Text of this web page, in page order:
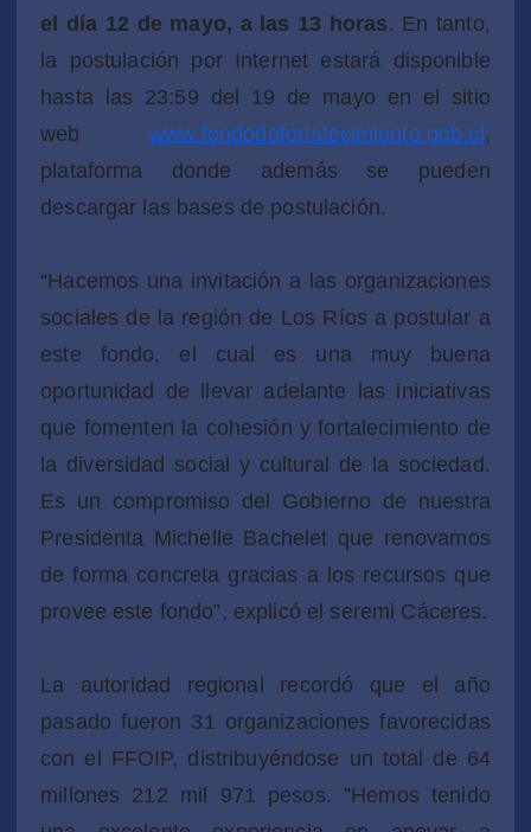
el día 12 de mayo, a las 13 horas. En tanto,
la postulación por Internet estará disponible
hasta las 23:59 del 19 de mayo en el sitio
web
www.fondodefortalecimiento.gob.cl,
plataforma donde además se pueden
descargar las bases de postulación.
“Hacemos una invitación a las organizaciones
sociales de la región de Los Ríos a postular a
este fondo, el cual es una muy buena
oportunidad de llevar adelante las iniciativas
que fomenten la cohesión y fortalecimiento de
la diversidad social y cultural de la sociedad.
Es un compromiso del Gobierno de nuestra
Presidenta Michelle Bachelet que renovamos
de forma concreta gracias a los recursos que
provee este fondo”, explicó el seremi Cáceres.
La autoridad regional recordó que el año
pasado fueron 31 organizaciones favorecidas
con el FFOIP, distribuyéndose un total de 64
millones 212 mil 971 pesos. ”Hemos tenido